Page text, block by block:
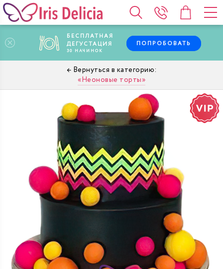
БЕСПЛАТНАЯ
ДЕГУСТАЦИЯ
30 НАЧИНОК
ПОПРОБОВАТЬ
Неоновые торты